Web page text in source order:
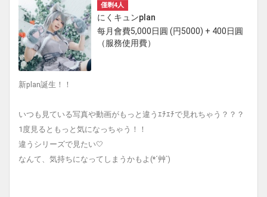
僅剩4人
にくキュンplan
每月會費5,000日圓 (円5000) + 400日圓
（服務使用費）
新plan誕生！！
いつも見ている写真や動画がもっと違うｴﾁｴﾁで見れちゃう？？？
1度見るともっと気になっちゃう！！
違うシリーズで見たい🤍
なんて、気持ちになってしまうかもよ(*´艸`)